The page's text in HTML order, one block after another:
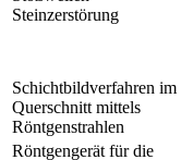
Steinzerstörung
Schichtbildverfahren im
Querschnitt mittels
Röntgenstrahlen
Röntgengerät für die